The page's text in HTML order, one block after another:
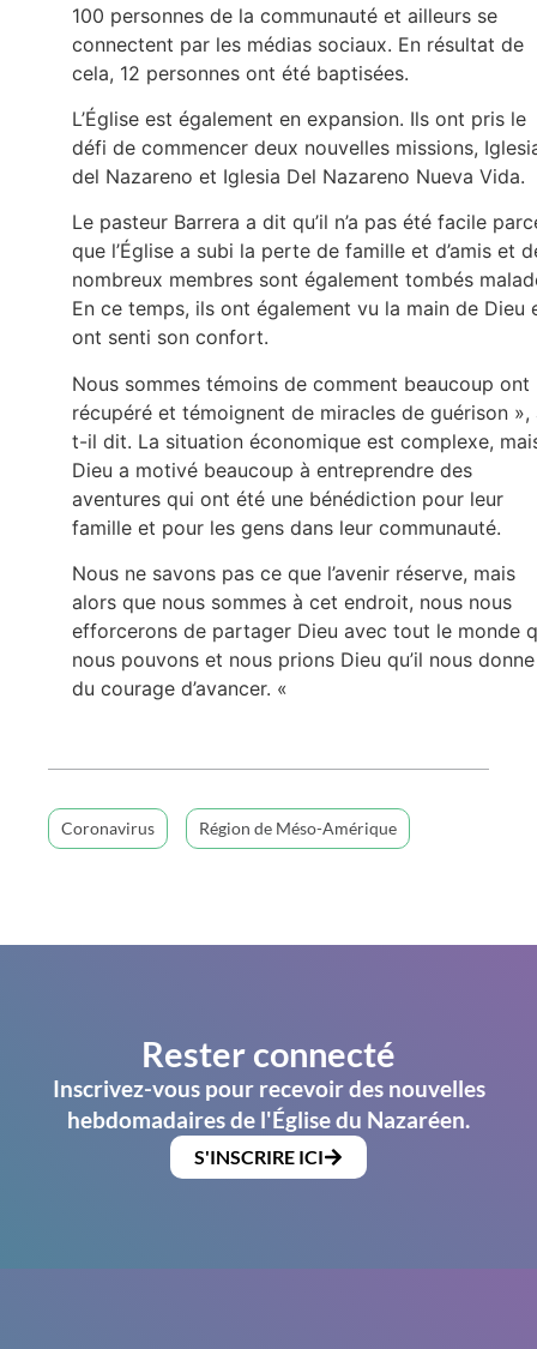
100 personnes de la communauté et ailleurs se
connectent par les médias sociaux. En résultat de
cela, 12 personnes ont été baptisées.
L’Église est également en expansion. Ils ont pris le
défi de commencer deux nouvelles missions,
del Nazareno et Iglesia Del Nazareno Nueva Vida.
Le pasteur Barrera a dit qu’il n’a pas été facile
que l’Église a subi la perte de famille et d’amis et
nombreux membres sont également tombés
En ce temps, ils ont également vu la main de Dieu
ont senti son confort.
Nous sommes témoins de comment beaucoup ont
récupéré et témoignent de miracles de guérison »,
t-il dit. La situation économique est complexe,
Dieu a motivé beaucoup à entreprendre des
aventures qui ont été une bénédiction pour leur
famille et pour les gens dans leur communauté.
Nous ne savons pas ce que l’avenir réserve, mais
alors que nous sommes à cet endroit, nous nous
efforcerons de partager Dieu avec tout le monde
nous pouvons et nous prions Dieu qu’il nous donne
du courage d’avancer. «
Coronavirus Région de Méso-Amérique
Rester connecté
Inscrivez-vous pour recevoir des nouvelles
hebdomadaires de l'Église du Nazaréen.
S'INSCRIRE ICI